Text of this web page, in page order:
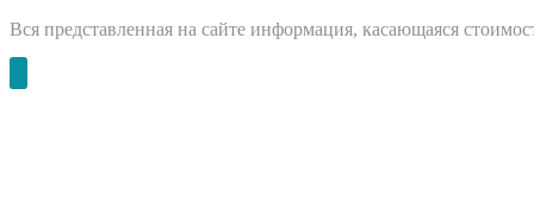
Вся представленная на сайте информация, касающаяся